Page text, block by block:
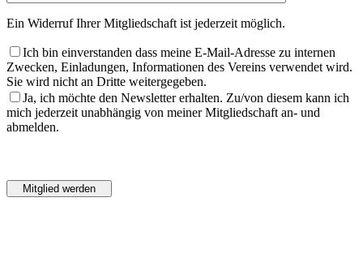
Ein Widerruf Ihrer Mitgliedschaft ist jederzeit möglich.
Ich bin einverstanden dass meine E-Mail-Adresse zu internen
Zwecken, Einladungen, Informationen des Vereins verwendet wird.
Sie wird nicht an Dritte weitergegeben.
Ja, ich möchte den Newsletter erhalten. Zu/von diesem kann ich
mich jederzeit unabhängig von meiner Mitgliedschaft an- und
abmelden.
dieses
Feld
lasse
dieses